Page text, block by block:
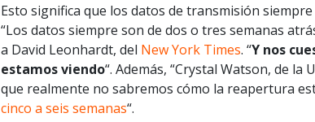
Esto significa que los datos de transmisión
“Los datos siempre son de dos o tres semanas
a David Leonhardt, del New York Times. “Y nos
estamos viendo“. Además, “Crystal Watson, de
que realmente no sabremos cómo la reapertura
cinco a seis semanas“.